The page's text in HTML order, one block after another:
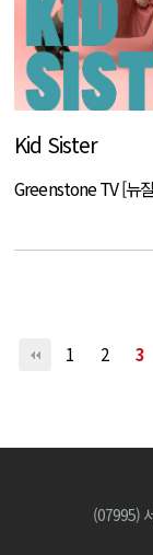
Kid Sister
Greenstone TV [뉴
1 2 3
(07995)